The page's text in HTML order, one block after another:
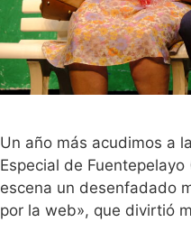
Un año más acudimos a
Especial de
escena un desenfadado
por la web», que divirtió